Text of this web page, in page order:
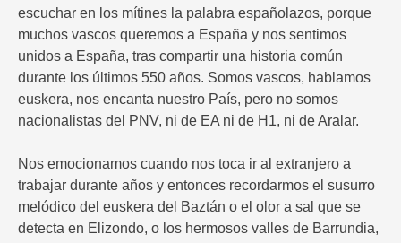
escuchar en los mítines la palabra españolazos, porque
muchos vascos queremos a España y nos sentimos
unidos a España, tras compartir una historia común
durante los últimos 550 años. Somos vascos, hablamos
euskera, nos encanta nuestro País, pero no somos
nacionalistas del PNV, ni de EA ni de H1, ni de Aralar.
Nos emocionamos cuando nos toca ir al extranjero a
trabajar durante años y entonces recordarmos el susurro
melódico del euskera del Baztán o el olor a sal que se
detecta en Elizondo, o los hermosos valles de Barrundia,